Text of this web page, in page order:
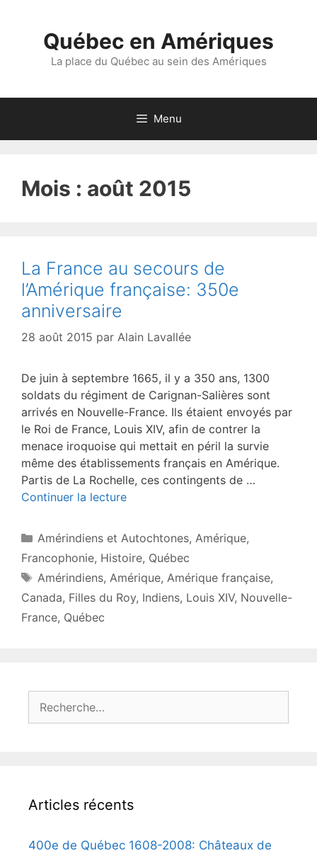
Québec en Amériques
La place du Québec au sein des Amériques
Menu
Mois : août 2015
La France au secours de
l’Amérique française: 350e
anniversaire
28 août 2015 par Alain Lavallée
De juin à septembre 1665, il y a 350 ans, 1300
soldats du régiment de Carignan-Salières sont
arrivés en Nouvelle-France. Ils étaient envoyés par
le Roi de France, Louis XIV, afin de contrer la
menace iroquoise qui mettait en péril la survie
même des établissements français en Amérique.
Partis de La Rochelle, ces contingents de …
Continuer la lecture
Catégories
Amérindiens et Autochtones, Amérique,
Francophonie, Histoire, Québec
Étiquettes
Amérindiens, Amérique, Amérique française,
Canada, Filles du Roy, Indiens, Louis XIV, Nouvelle-
France, Québec
Articles récents
400e de Québec 1608-2008: Châteaux de